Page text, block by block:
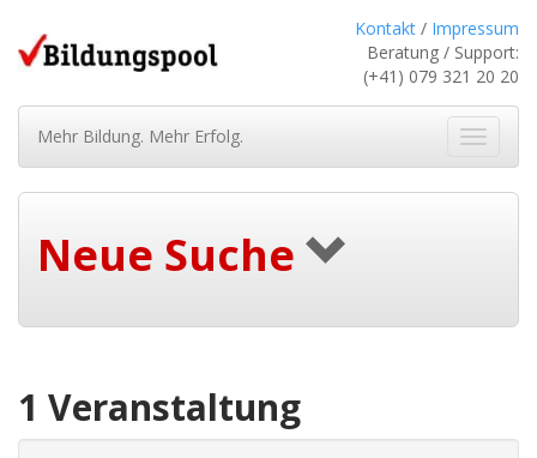
Kontakt / Impressum
Beratung / Support:
(+41) 079 321 20 20
ein-/
Mehr Bildung. Mehr Erfolg.
Neue Suche
1 Veranstaltung